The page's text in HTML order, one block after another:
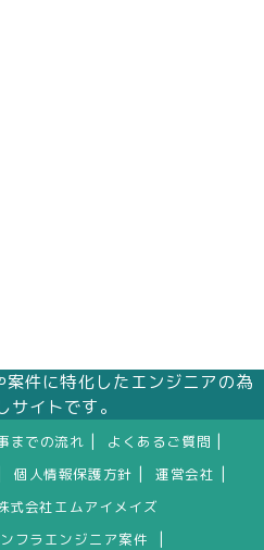
件に特化したエンジニアの為
サイトです。
までの流れ よくあるご質問
個人情報保護方針 運営会社
式会社エムアイメイズ
フラエンジニア案件